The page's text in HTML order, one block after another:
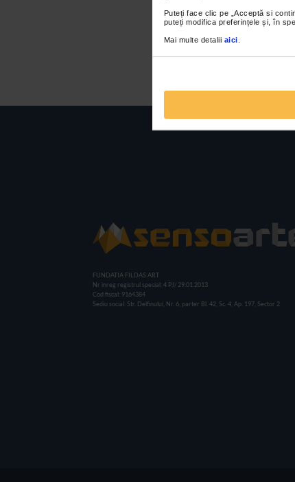
Puteți face clic pe „Acceptă si
puteți modifica preferințele și, în
Mai multe detalii aici
FUNDATIA FILDAS ART
Nr inreg registrul special: 4 PJ/ 29.01.2013
Cod fiscal: 9164384
Sediu social: Str. Delfinului, Nr. 6, parter Bl. 42, Sc. 4, Ap. 197, Sector 2